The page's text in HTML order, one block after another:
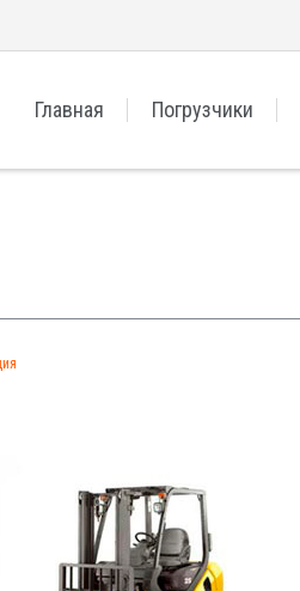
Главная Погрузчики